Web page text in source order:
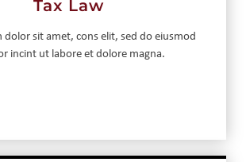
Tax Law
dolor sit amet, cons elit, sed do eiusmod
incint ut labore et dolore magna.